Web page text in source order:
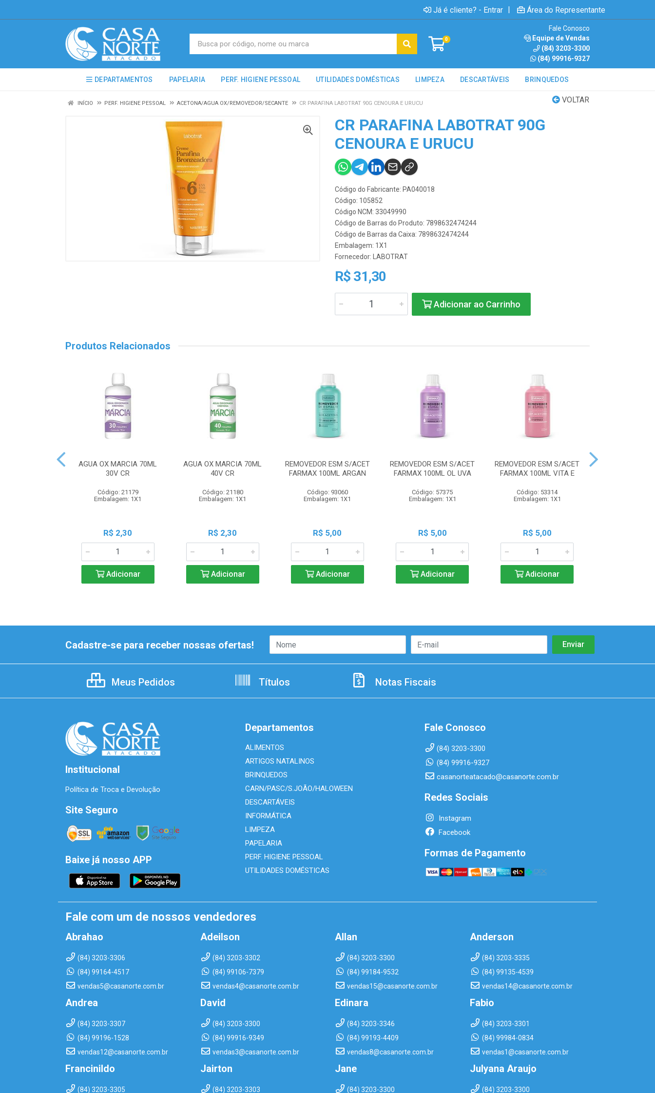
Já é cliente? - Entrar | Área do Representante
0
Fale Conosco
Equipe de Vendas
(84) 3203-3300
(84) 99916-9327
DEPARTAMENTOS PAPELARIA PERF. HIGIENE PESSOAL UTILIDADES DOMÉSTICAS LIMPEZA DESCARTÁVEIS BRINQUEDOS
VOLTAR
INÍCIO PERF. HIGIENE PESSOAL ACETONA/AGUA OX/REMOVEDOR/SECANTE CR PARAFINA LABOTRAT 90G CENOURA E URUCU
CR PARAFINA LABOTRAT 90G
CENOURA E URUCU
Código do Fabricante: PA040018
Código: 105852
Código NCM: 33049990
Código de Barras do Produto: 7898632474244
Código de Barras da Caixa: 7898632474244
Embalagem: 1X1
Fornecedor:
LABOTRAT
R$ 31,30
Adicionar ao Carrinho
Produtos Relacionados
AGUA OX MARCIA 70ML
30V CR
Código: 21179
Embalagem: 1X1
R$ 2,30
Adicionar
AGUA OX MARCIA 70ML
40V CR
Código: 21180
Embalagem: 1X1
R$ 2,30
Adicionar
REMOVEDOR ESM S/ACET
FARMAX 100ML ARGAN
Código: 93060
Embalagem: 1X1
R$ 5,00
Adicionar
REMOVEDOR ESM S/ACET
FARMAX 100ML OL UVA
Código: 57375
Embalagem: 1X1
R$ 5,00
Adicionar
REMOVEDOR ESM S/ACET
FARMAX 100ML VITA E
Código: 53314
Embalagem: 1X1
R$ 5,00
Adicionar
Cadastre-se para receber nossas ofertas!
Meus Pedidos Títulos Notas Fiscais
Institucional
Política de Troca e Devolução
Site Seguro
Baixe já nosso APP
Departamentos
ALIMENTOS
ARTIGOS NATALINOS
BRINQUEDOS
CARN/PASC/S.JOÃO/HALOWEEN
DESCARTÁVEIS
INFORMÁTICA
LIMPEZA
PAPELARIA
PERF. HIGIENE PESSOAL
UTILIDADES DOMÉSTICAS
Fale Conosco
(84) 3203-3300
(84) 99916-9327
casanorteatacado@casanorte.com.br
Redes Sociais
Instagram
Facebook
Formas de Pagamento
Fale com um de nossos vendedores
Abrahao
(84) 3203-3306
(84) 99164-4517
vendas5@casanorte.com.br
Adeilson
(84) 3203-3302
(84) 99106-7379
vendas4@casanorte.com.br
Allan
(84) 3203-3300
(84) 99184-9532
vendas15@casanorte.com.br
Anderson
(84) 3203-3335
(84) 99135-4539
vendas14@casanorte.com.br
Andrea
(84) 3203-3307
(84) 99196-1528
vendas12@casanorte.com.br
David
(84) 3203-3300
(84) 99916-9349
vendas3@casanorte.com.br
Edinara
(84) 3203-3346
(84) 99193-4409
vendas8@casanorte.com.br
Fabio
(84) 3203-3301
(84) 99984-0834
vendas1@casanorte.com.br
Francinildo
(84) 3203-3305
Jairton
(84) 3203-3303
Jane
(84) 3203-3300
Julyana Araujo
(84) 3203-3300